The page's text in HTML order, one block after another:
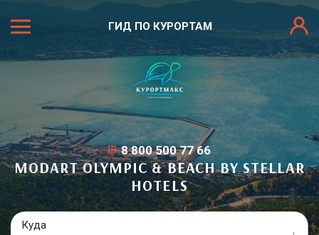
ГИД ПО КУРОРТАМ
8 800 500 77 66
MODART OLYMPIC & BEACH BY STELLAR
HOTELS
Куда